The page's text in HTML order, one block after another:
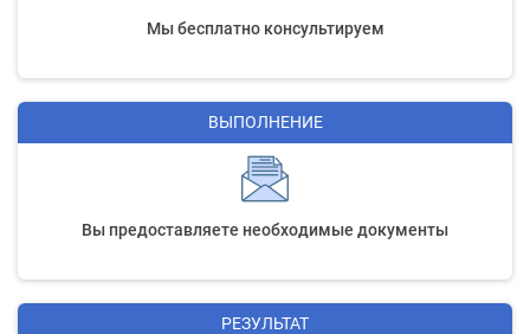
Мы бесплатно консультируем
ВЫПОЛНЕНИЕ
Вы предоставляете необходимые документы
РЕЗУЛЬТАТ